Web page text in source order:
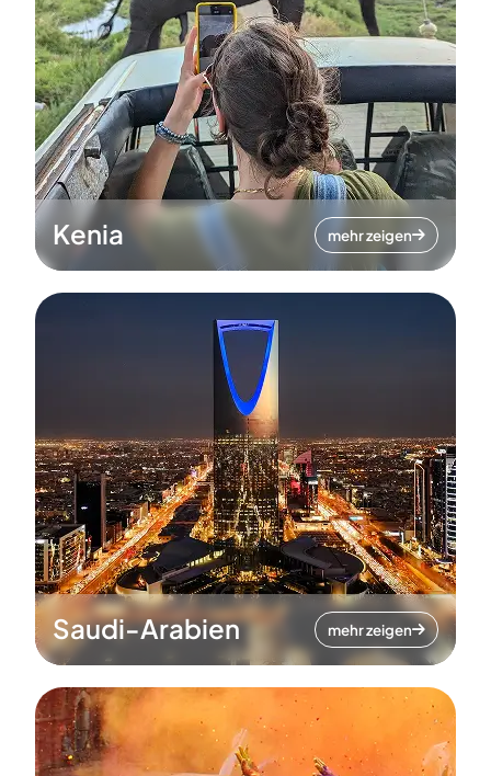
Kenia mehr zeigen
Saudi-Arabien mehr zeigen